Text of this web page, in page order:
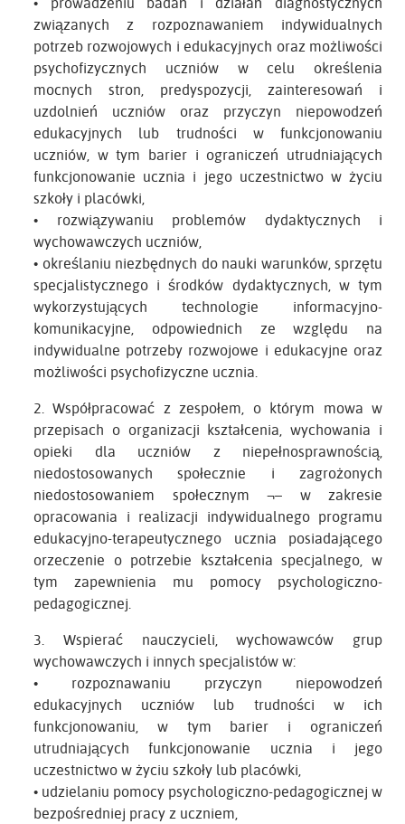
związanych z rozpoznawaniem indywidualnych
potrzeb rozwojowych i edukacyjnych oraz możliwości
psychofizycznych uczniów w celu określenia
mocnych stron, predyspozycji, zainteresowań i
uzdolnień uczniów oraz przyczyn niepowodzeń
edukacyjnych lub trudności w funkcjonowaniu
uczniów, w tym barier i ograniczeń utrudniających
funkcjonowanie ucznia i jego uczestnictwo w życiu
szkoły i placówki,
• rozwiązywaniu problemów dydaktycznych i
wychowawczych uczniów,
• określaniu niezbędnych do nauki warunków, sprzętu
specjalistycznego i środków dydaktycznych, w tym
wykorzystujących technologie informacyjno-
komunikacyjne, odpowiednich ze względu na
indywidualne potrzeby rozwojowe i edukacyjne oraz
możliwości psychofizyczne ucznia.
2. Współpracować z zespołem, o którym mowa w
przepisach o organizacji kształcenia, wychowania i
opieki dla uczniów z niepełnosprawnością,
niedostosowanych społecznie i zagrożonych
niedostosowaniem społecznym ¬– w zakresie
opracowania i realizacji indywidualnego programu
edukacyjno-terapeutycznego ucznia posiadającego
orzeczenie o potrzebie kształcenia specjalnego, w
tym zapewnienia mu pomocy psychologiczno-
pedagogicznej.
3. Wspierać nauczycieli, wychowawców grup
wychowawczych i innych specjalistów w:
• rozpoznawaniu przyczyn niepowodzeń
edukacyjnych uczniów lub trudności w ich
funkcjonowaniu, w tym barier i ograniczeń
utrudniających funkcjonowanie ucznia i jego
uczestnictwo w życiu szkoły lub placówki,
• udzielaniu pomocy psychologiczno-pedagogicznej w
bezpośredniej pracy z uczniem,